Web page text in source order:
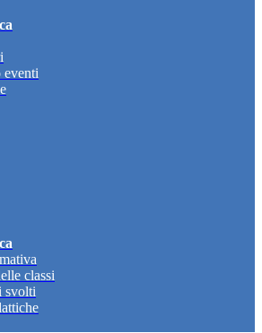
eventi
classi
svolti